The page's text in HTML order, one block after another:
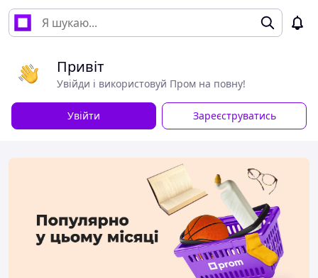
Привіт
Увійди і використовуй Пром на повну!
Увійти Зареєструватись